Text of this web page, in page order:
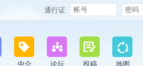
通行证
中介 论坛 投稿
地图